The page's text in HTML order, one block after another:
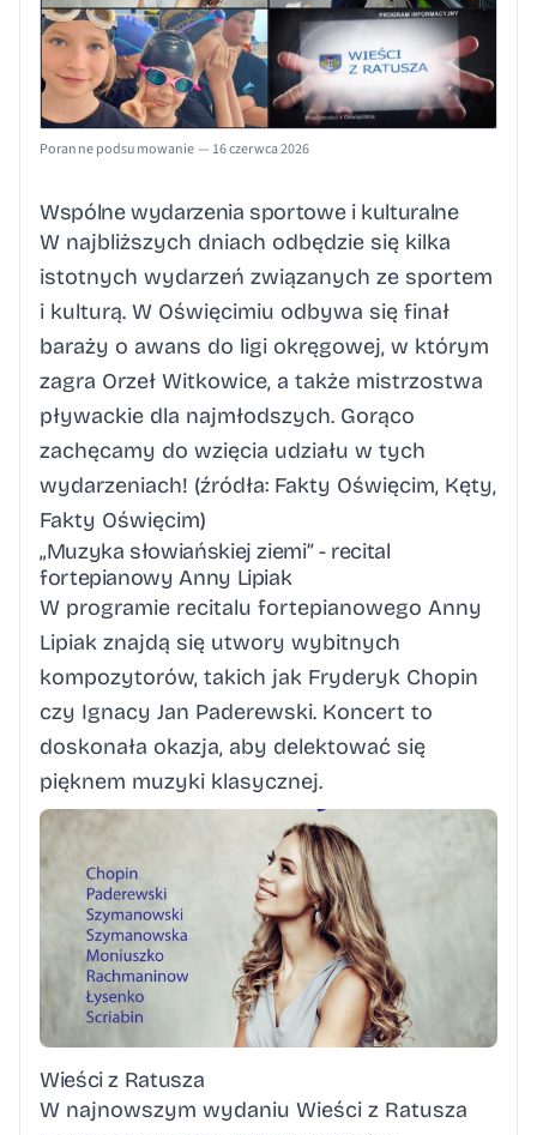
Poranne podsumowanie — 16 czerwca 2026
Wspólne wydarzenia sportowe i kulturalne
W najbliższych dniach odbędzie się kilka
istotnych wydarzeń związanych ze sportem
i kulturą. W Oświęcimiu odbywa się finał
baraży o awans do ligi okręgowej, w którym
zagra Orzeł Witkowice, a także mistrzostwa
pływackie dla najmłodszych. Gorąco
zachęcamy do wzięcia udziału w tych
wydarzeniach! (źródła: Fakty Oświęcim, Kęty,
Fakty Oświęcim)
„Muzyka słowiańskiej ziemi” - recital
fortepianowy Anny Lipiak
W programie recitalu fortepianowego Anny
Lipiak znajdą się utwory wybitnych
kompozytorów, takich jak Fryderyk Chopin
czy Ignacy Jan Paderewski. Koncert to
doskonała okazja, aby delektować się
pięknem muzyki klasycznej.
Wieści z Ratusza
W najnowszym wydaniu Wieści z Ratusza